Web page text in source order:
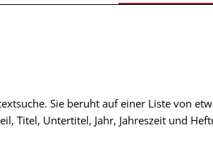
Sie beruht auf einer Liste von
Titel, Untertitel, Jahr, Jahreszeit und